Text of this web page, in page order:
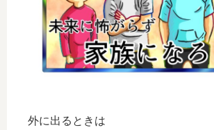
外に出るときは